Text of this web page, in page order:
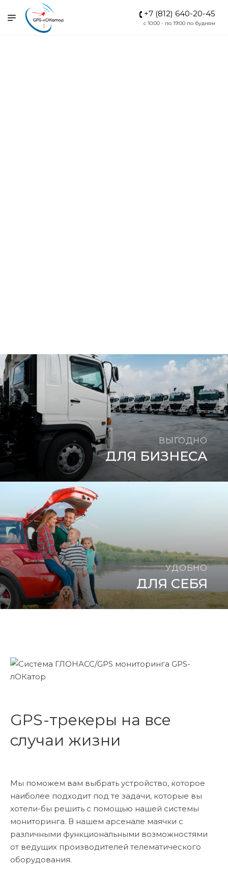
+7 (812) 640-20-45
c 10:00 - по 19:00 по будням
ВЫГОДНО
ДЛЯ БИЗНЕСА
УДОБНО
ДЛЯ СЕБЯ
GPS-трекеры на все
случаи жизни
Мы поможем вам выбрать устройство, которое
наиболее подходит под те задачи, которые вы
хотели-бы решить с помощью нашей системы
мониторинга. В нашем арсенале маячки с
различными функциональными возможностями
от ведущих производителей телематического
оборудования.